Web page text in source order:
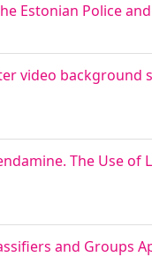
Estonian Police
video
The Use of
and Groups